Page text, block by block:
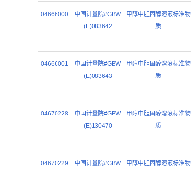
04666000
中国计量院#GBW
(E)083642
甲醇中胆固醇溶液标准物
质
04666001
中国计量院#GBW
(E)083643
甲醇中胆固醇溶液标准物
质
04670228
中国计量院#GBW
(E)130470
甲醇中胆固醇溶液标准物
质
04670229 中国计量院#GBW 甲醇中胆固醇溶液标准物